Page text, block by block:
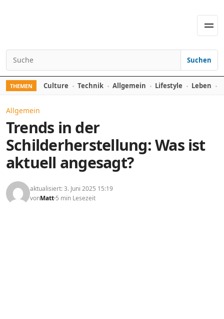
Search for:
Suchen
THEMEN Culture Technik Allgemein Lifestyle Leben
Allgemein
Trends in der
Schilderherstellung: Was ist
aktuell angesagt?
aktualisiert: 3. Juni 2025 15:19
vonMatt 5 min Lesezeit